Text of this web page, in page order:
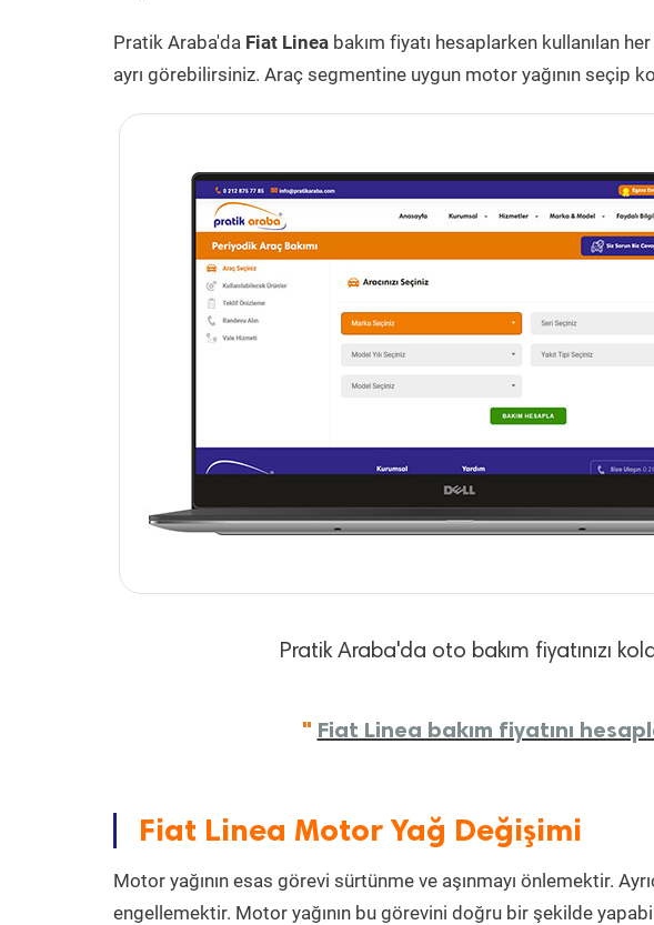
Pratik Araba'da Fiat Linea bakım fiyatı hesaplarken kullanılan
ayrı görebilirsiniz. Araç segmentine uygun motor yağının seçip
Pratik Araba'da oto bakım fiyatınızı
" Fiat Linea bakım fiyatını
Fiat Linea Motor Yağ Değişimi
Motor yağının esas görevi sürtünme ve aşınmayı önlemektir.
engellemektir. Motor yağının bu görevini doğru bir şekilde